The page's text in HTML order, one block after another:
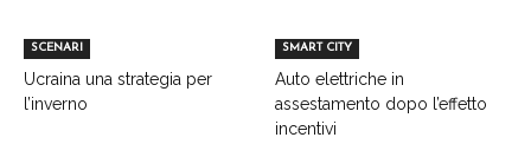
SCENARI
Ucraina una strategia per
l’inverno
SMART CITY
Auto elettriche in
assestamento dopo l’effetto
incentivi